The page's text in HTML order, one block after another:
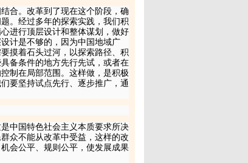
合。改革到了现在这个阶段，确
。经过多年的探索实践，我们积
进行顶层设计和整体谋划，做好
计是不够的，因为中国地域广
摸着石头过河，以探索路径、积
备条件的地方先行先试，或者在
制在局部范围。这样做，是积极
要坚持试点先行、逐步推广，通
中国特色社会主义本质要求所决
众不能从改革中受益，这样的改
会公平、规则公平，使发展成果